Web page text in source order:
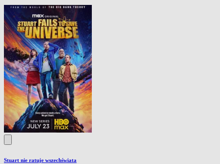
Stuart nie ratuje wszechświata